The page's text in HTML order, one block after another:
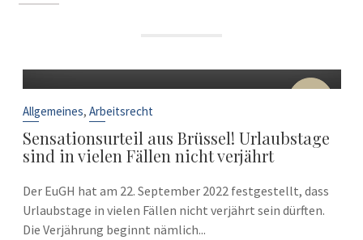
22
Allgemeines, Arbeitsrecht
Sensationsurteil aus Brüssel! Urlaubstage
sind in vielen Fällen nicht verjährt
Der EuGH hat am 22. September 2022 festgestellt, dass
Urlaubstage in vielen Fällen nicht verjährt sein dürften.
Die Verjährung beginnt nämlich...